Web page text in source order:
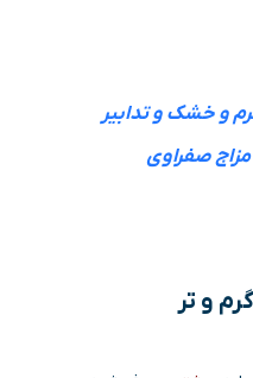
و خشک و تدابیر
مزاج صفراوی
و تر